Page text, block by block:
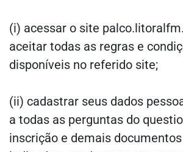
(i) acessar o site
aceitar todas as regras e
disponíveis no referido site;
(ii) cadastrar seus dados
a todas as perguntas do
inscrição e demais